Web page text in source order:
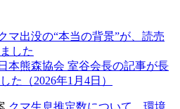
マ出没の“本当の背景”が、読売
した
日本熊森協会 室谷会長の記事が長
た（2026年1月4日）
クマ生息推定数について、環境